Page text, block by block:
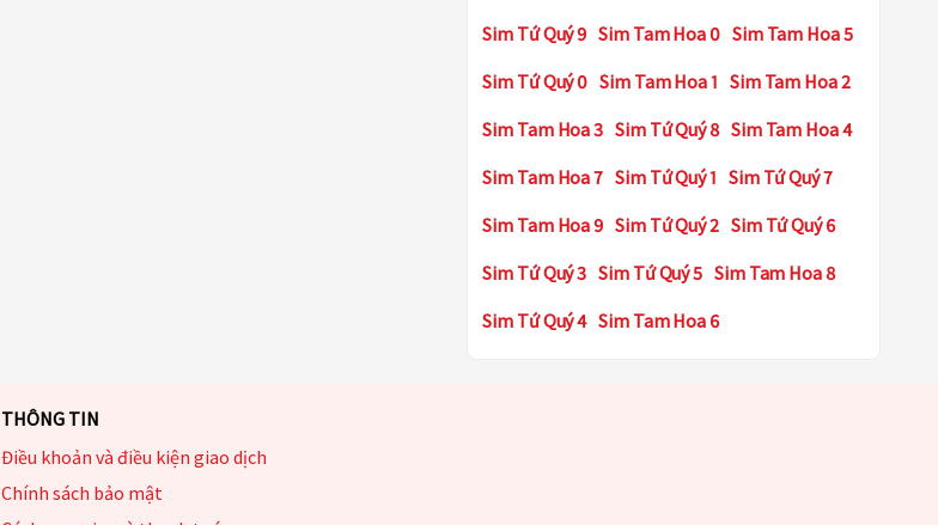
Sim Tứ Quý 9 Sim Tam Hoa 0 Sim Tam Hoa 5
Sim Tứ Quý 0 Sim Tam Hoa 1 Sim Tam Hoa 2
Sim Tam Hoa 3 Sim Tứ Quý 8 Sim Tam Hoa 4
Sim Tam Hoa 7 Sim Tứ Quý 1 Sim Tứ Quý 7
Sim Tam Hoa 9 Sim Tứ Quý 2 Sim Tứ Quý 6
Sim Tứ Quý 3 Sim Tứ Quý 5 Sim Tam Hoa 8
Sim Tứ Quý 4 Sim Tam Hoa 6
THÔNG TIN
Điều khoản và điều kiện giao dịch
Chính sách bảo mật